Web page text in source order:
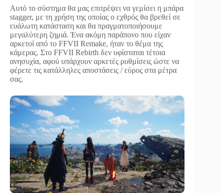
Αυτό το σύστημα θα μας επιτρέψει να γεμίσει η μπάρα
stagger, με τη χρήση της οποίας ο εχθρός θα βρεθεί σε
ευάλωτη κατάσταση και θα πραγματοποιήσουμε
μεγαλύτερη ζημιά. Ένα ακόμη παράπονο που είχαν
αρκετοί από το FFVII Remake, ήταν το θέμα της
κάμερας. Στο FFVII Rebirth δεν υφίσταται τέτοια
ανησυχία, αφού υπάρχουν αρκετές ρυθμίσεις ώστε να
φέρετε τις κατάλληλες αποστάσεις / εύρος στα μέτρα
σας.